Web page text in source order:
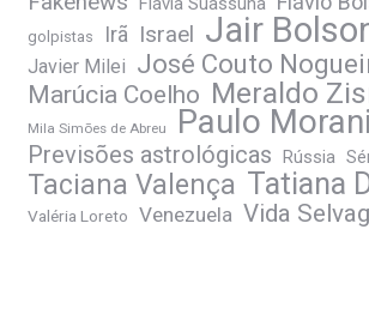
golpistas Irã Israel Jair
Javier Milei José Couto
Marúcia Coelho Meraldo
Mila Simões de Abreu Paulo Morani
Previsões astrológicas Rússia
Taciana Valença Tatiana
Valéria Loreto Venezuela Vida